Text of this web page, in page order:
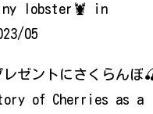
lobster🦞 in
05
レゼントにさくらんぼ
of Cherries as a